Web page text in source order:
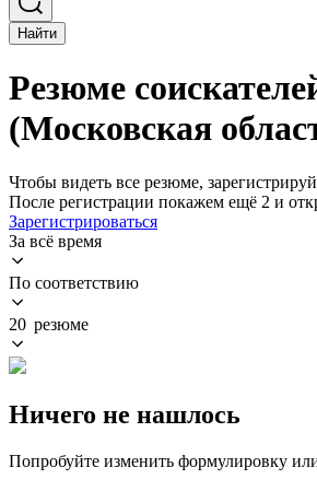
Найти
Резюме
(Московская
Чтобы видеть все резюме,
После регистрации покажем ещё 2 и
Зарегистрироваться
За всё время
По соответствию
20 резюме
Ничего не нашлось
Попробуйте изменить формулировку